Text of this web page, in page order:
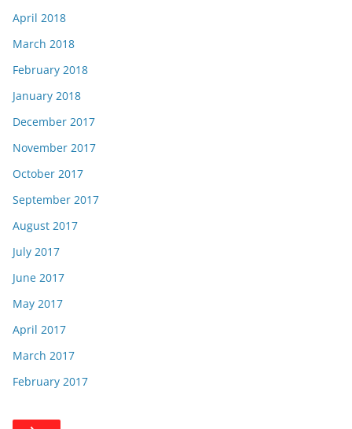
April 2018
March 2018
February 2018
January 2018
December 2017
November 2017
October 2017
September 2017
August 2017
July 2017
June 2017
May 2017
April 2017
March 2017
February 2017